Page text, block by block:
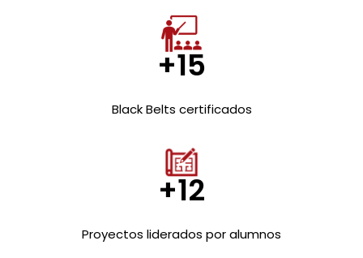
+15
Black Belts certificados
+12
Proyectos liderados por alumnos